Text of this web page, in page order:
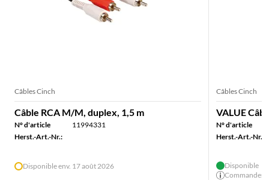
Câbles Cinch
Câble RCA M/M, duplex, 1,5 m
N° d'article
11994331
Herst.-Art.-Nr.:
Disponible env. 17 août 2026
Câbles Cinch
VALUE
N° d'article
Herst.-Art.-Nr.:
Disponible
Commandes